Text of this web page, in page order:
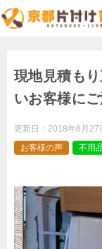
現地見積も
いお客様に
更新日： 2018年6月27
お客様の声
不用